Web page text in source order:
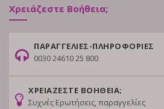
Χρειάζεστε Βοήθεια;
ΠΑΡΑΓΓΕΛΙΕΣ-ΠΛΗΡΟΦΟΡΙΕΣ
0030 24610 25 800
ΧΡΕΙΑΖΕΣΤΕ ΒΟΗΘΕΙΑ;
Συχνές Ερωτήσεις, παραγγελίες